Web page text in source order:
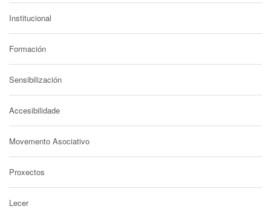
Institucional
Formación
Sensibilización
Accesibilidade
Movemento Asociativo
Proxectos
Lecer